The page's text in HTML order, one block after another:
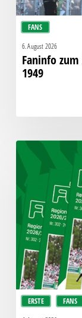
FANS
6. August 2026
Faninfo
1949
ERSTE FANS
Fünfeck
Nr.
zum
Spiel
gegen
den
HFC